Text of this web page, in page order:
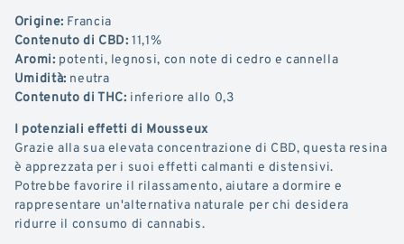
Origine: Francia
Contenuto di CBD:11,1%
Aromi: potenti, legnosi, con note di cedro e cannella
Umidità: neutra
Contenuto di THC: inferiore allo 0,3
I potenziali effetti di Mousseux
Grazie alla sua elevata concentrazione di CBD, questa resina
è apprezzata per i suoi effetti calmanti e distensivi.
Potrebbe favorire il rilassamento, aiutare a dormire e
rappresentare un'alternativa naturale per chi desidera
ridurre il consumo di cannabis.